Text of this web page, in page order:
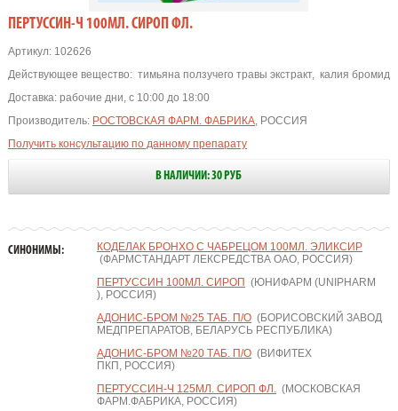
ПЕРТУССИН-Ч 100МЛ. СИРОП ФЛ.
Артикул:102626
Действующее вещество: тимьяна ползучего травы экстракт, калия бромид
Доставка: рабочие дни, с 10:00 до 18:00
Производитель: РОСТОВСКАЯ ФАРМ. ФАБРИКА, РОССИЯ
Получить консультацию по данному препарату
В НАЛИЧИИ: 30 РУБ
СИНОНИМЫ:
КОДЕЛАК БРОНХО С ЧАБРЕЦОМ 100МЛ. ЭЛИКСИР
(ФАРМСТАНДАРТ ЛЕКСРЕДСТВА ОАО, РОССИЯ)
ПЕРТУССИН 100МЛ. СИРОП (ЮНИФАРМ (UNIPHARM
), РОССИЯ)
АДОНИС-БРОМ №25 ТАБ. П/О(БОРИСОВСКИЙ ЗАВОД
МЕДПРЕПАРАТОВ, БЕЛАРУСЬ РЕСПУБЛИКА)
АДОНИС-БРОМ №20 ТАБ. П/О(ВИФИТЕХ
ПКП, РОССИЯ)
ПЕРТУССИН-Ч 125МЛ. СИРОП ФЛ.(МОСКОВСКАЯ
ФАРМ.ФАБРИКА, РОССИЯ)